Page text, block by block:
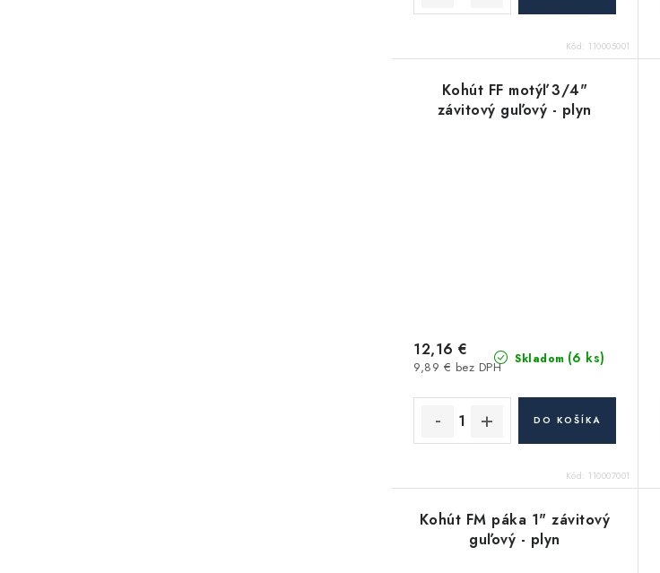
Kód: 110005001
Kohút FF motýľ 3/4"
závitový guľový - plyn
Skladom (6 ks)
9,89 € bez DPH
12,16 €
DO KOŠÍKA
Kód: 110007001
Kohút FM páka 1" závitový
guľový - plyn